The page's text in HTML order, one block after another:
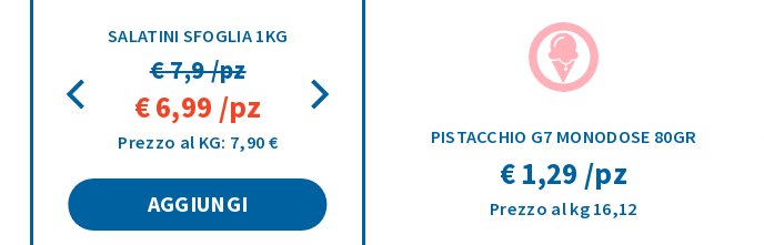
SALATINI SFOGLIA 1KG
€ 7,9 /pz
€ 6,99 /pz
Prezzo al KG: 7,90 €
AGGIUNGI
PISTACCHIO G7 MONODOSE 80GR
€ 1,29 /pz
Prezzo al kg 16,12